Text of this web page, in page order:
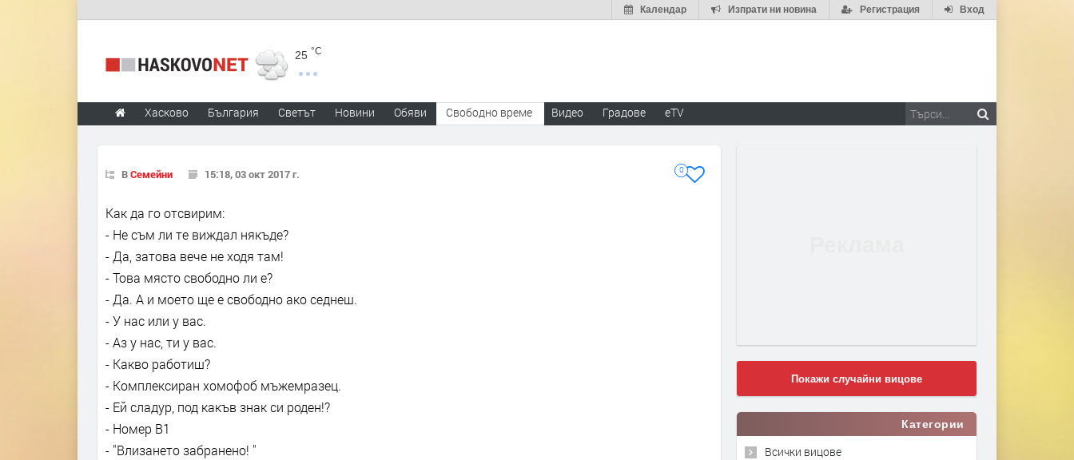
Вход
Регистрация
Изпрати ни новина
Календар
25 °C
Хасково България Светът Новини Обяви Свободно време Видео Градове eTV
ВСемейни 15:18, 03 окт 2017 г. 0
Как да го отсвирим:
- Не съм ли те виждал някъде?
- Да, затова вече не ходя там!
- Това място свободно ли е?
- Да. А и моето ще е свободно ако седнеш.
- У нас или у вас.
- Аз у нас, ти у вас.
- Какво работиш?
- Комплексиран хомофоб мъжемразец.
- Ей сладур, под какъв знак си роден!?
- Номер В1
- "Влизането забранено! "
Покажи случайни вицове
Категории
Всички вицове